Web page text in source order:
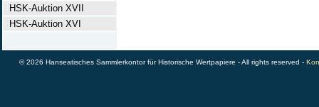
HSK-Auktion XVII
HSK-Auktion XVI
© 2026 Hanseatisches Sammlerkontor für Historische Wertpapiere - All rights reserved -